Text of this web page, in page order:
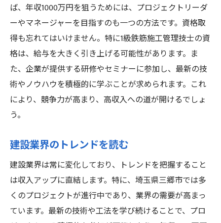
ば、年収1000万円を狙うためには、プロジェクトリーダ
ーやマネージャーを目指すのも一つの方法です。資格取
得も忘れてはいけません。特に1級鉄筋施工管理技士の資
格は、給与を大きく引き上げる可能性があります。ま
た、企業が提供する研修やセミナーに参加し、最新の技
術やノウハウを積極的に学ぶことが求められます。これ
により、競争力が高まり、高収入への道が開けるでしょ
う。
建設業界のトレンドを読む
建設業界は常に変化しており、トレンドを把握すること
は収入アップに直結します。特に、埼玉県三郷市では多
くのプロジェクトが進行中であり、業界の需要が高まっ
ています。最新の技術や工法を学び続けることで、プロ